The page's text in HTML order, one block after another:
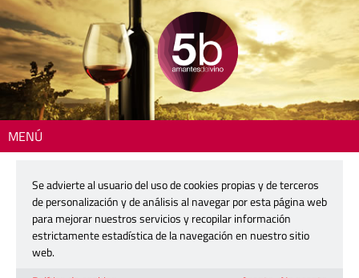
MENÚ
250414-ruta-tapa-almazora-02
14 abril, 2025
Se advierte al usuario del uso de cookies propias y de terceros
de personalización y de análisis al navegar por esta página web
para mejorar nuestros servicios y recopilar información
estrictamente estadística de la navegación en nuestro sitio
web.